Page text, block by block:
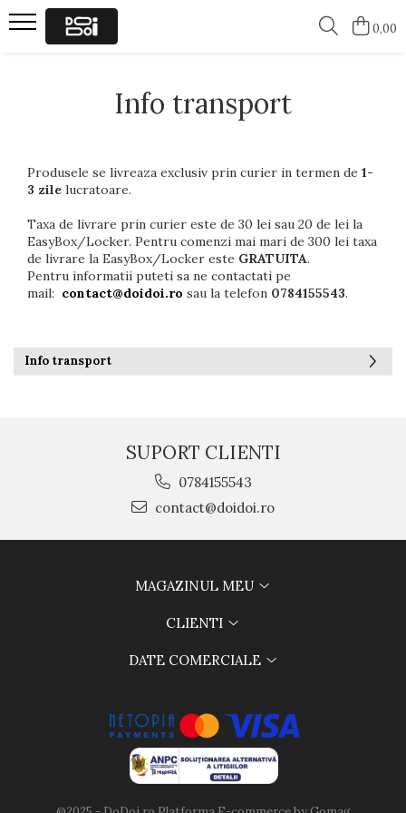
Tricouri cu ursuleti
Tricouri Ursuleti
0,00
Info transport
Produsele se livreaza exclusiv prin curier in termen de 1-
3 zile lucratoare.
Taxa de livrare prin curier este de 30 lei sau 20 de lei la
EasyBox/Locker. Pentru comenzi mai mari de 300 lei taxa
de livrare la EasyBox/Locker este GRATUITA.
Pentru informatii puteti sa ne contactati pe
mail: contact@doidoi.ro sau la telefon 0784155543.
Info transport
SUPORT CLIENTI
0784155543
contact@doidoi.ro
MAGAZINUL MEU
CLIENTI
DATE COMERCIALE